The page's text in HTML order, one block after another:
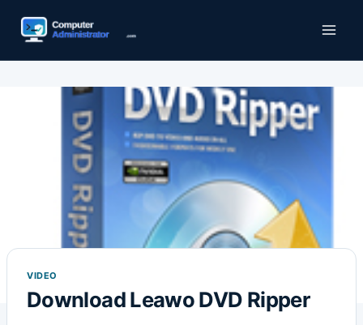
Inhalt
VIDEO
Download Leawo DVD Ripper